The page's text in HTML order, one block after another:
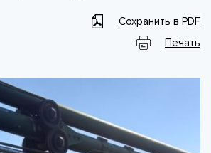
Сохранить в PDF
Печать